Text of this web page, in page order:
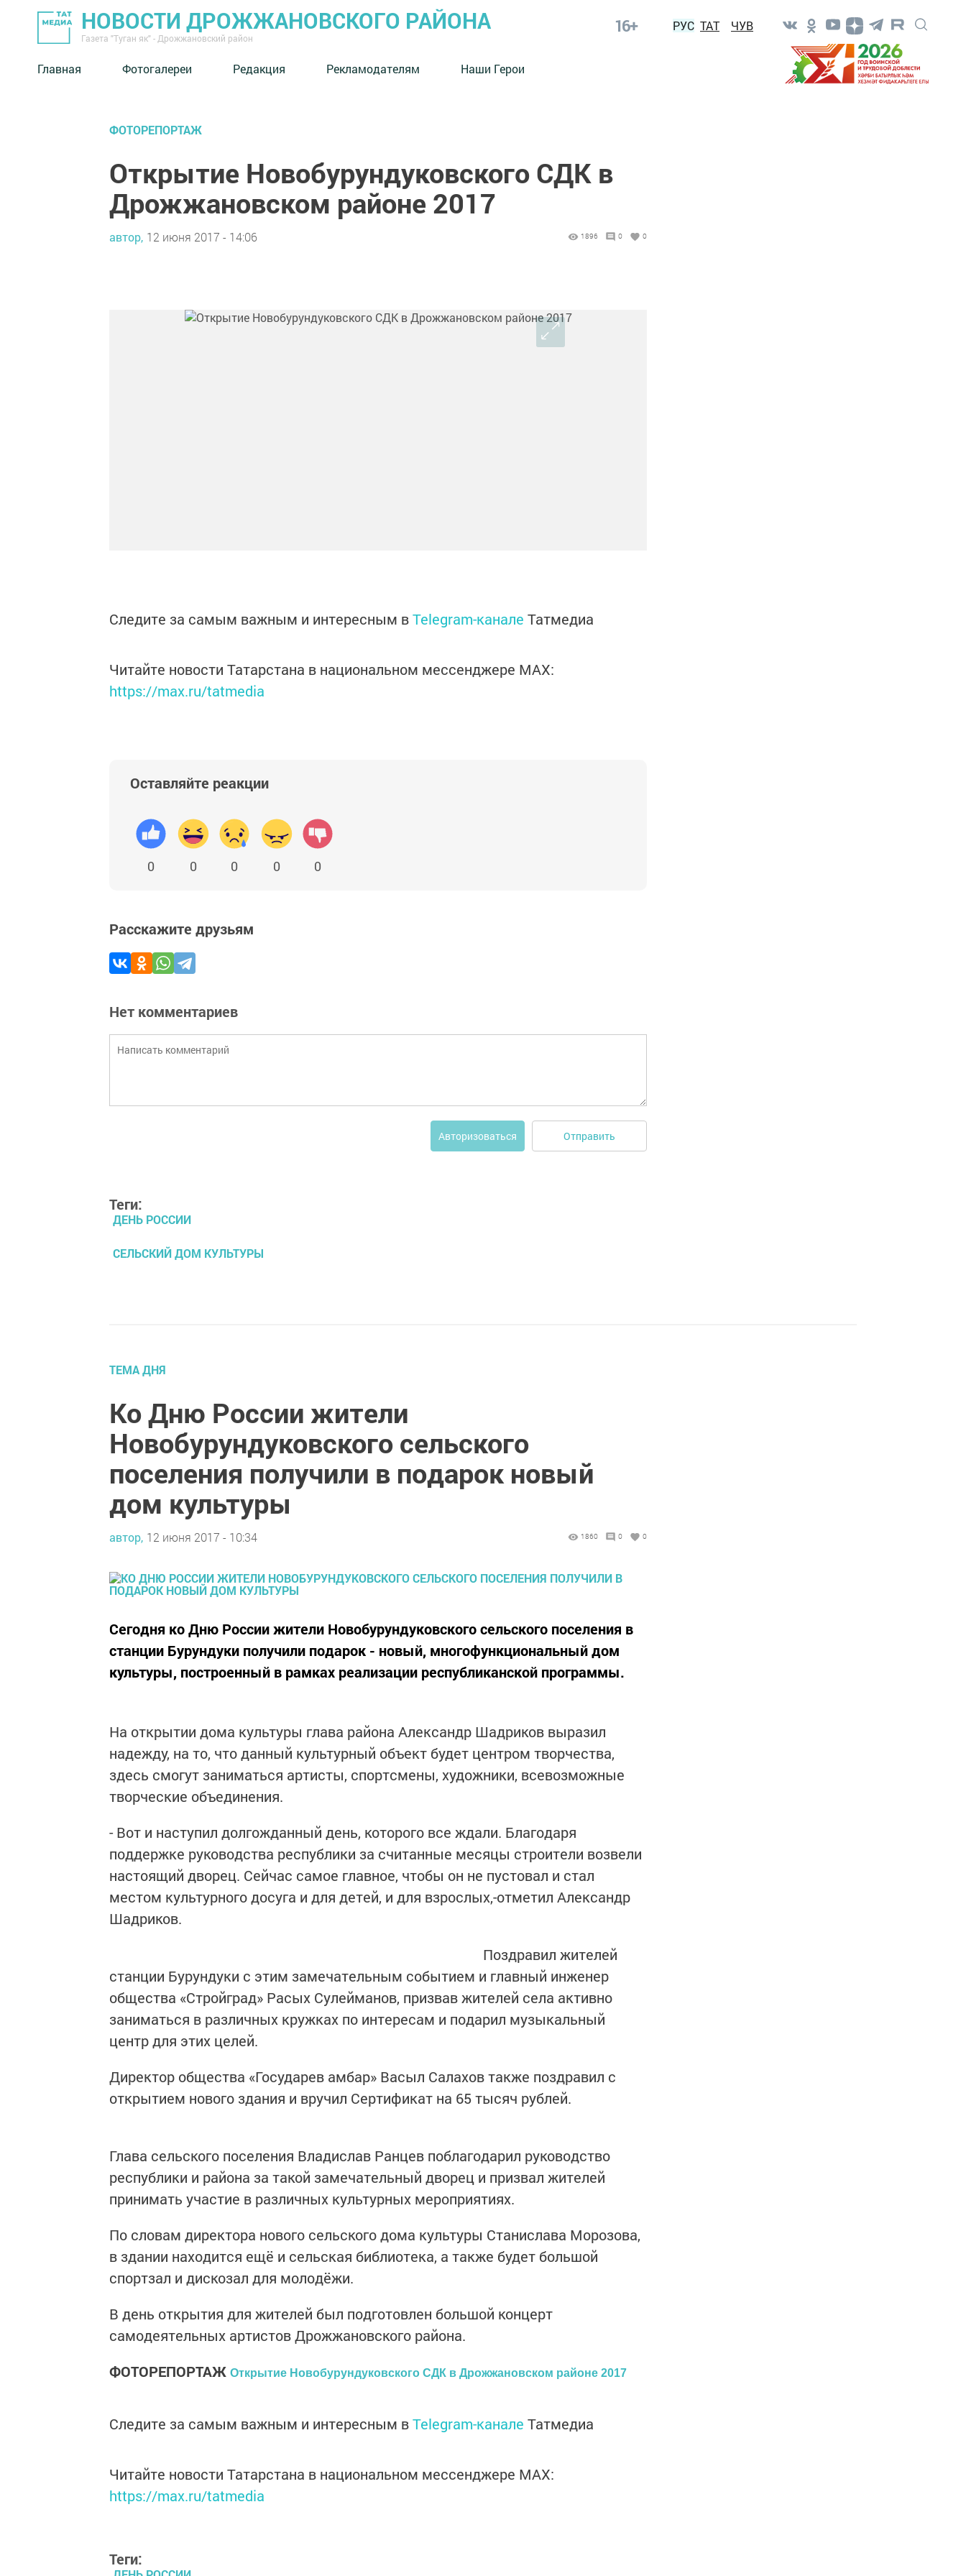
НОВОСТИ ДРОЖЖАНОВСКОГО РАЙОНА
Газета "Туган як" - Дрожжановский район
16+ РУС ТАТ ЧУВ
Главная Фотогалереи Редакция Рекламодателям Наши Герои
ФОТОРЕПОРТАЖ
Открытие Новобурундуковского СДК в
Дрожжановском районе 2017
автор, 12 июня 2017 - 14:06 1896 0 0
Следите за самым важным и интересным вTelegram-канале Татмедиа
Читайте новости Татарстана в национальном мессенджере MАХ:
https://max.ru/tatmedia
Оставляйте реакции
0 0 0 0 0
Расскажите друзьям
Нет комментариев
Авторизоваться Отправить
Теги:
ДЕНЬ РОССИИ
СЕЛЬСКИЙ ДОМ КУЛЬТУРЫ
ТЕМА ДНЯ
Ко Дню России жители
Новобурундуковского сельского
поселения получили в подарок новый
дом культуры
автор, 12 июня 2017 - 10:34 1860 0 0
Сегодня ко Дню России жители Новобурундуковского сельского поселения в
станции Бурундуки получили подарок - новый, многофункциональный дом
культуры, построенный в рамках реализации республиканской программы.
На открытии дома культуры глава района Александр Шадриков выразил
надежду, на то, что данный культурный объект будет центром творчества,
здесь смогут заниматься артисты, спортсмены, художники, всевозможные
творческие объединения.
- Вот и наступил долгожданный день, которого все ждали. Благодаря
поддержке руководства республики за считанные месяцы строители возвели
настоящий дворец. Сейчас самое главное, чтобы он не пустовал и стал
местом культурного досуга и для детей, и для взрослых,-отметил Александр
Шадриков.
Поздравил жителей
станции Бурундуки с этим замечательным событием и главный инженер
общества «Стройград» Расых Сулейманов, призвав жителей села активно
заниматься в различных кружках по интересам и подарил музыкальный
центр для этих целей.
Директор общества «Государев амбар» Васыл Салахов также поздравил с
открытием нового здания и вручил Сертификат на 65 тысяч рублей.
Глава сельского поселения Владислав Ранцев поблагодарил руководство
республики и района за такой замечательный дворец и призвал жителей
принимать участие в различных культурных мероприятиях.
По словам директора нового сельского дома культуры Станислава Морозова,
в здании находится ещё и сельская библиотека, а также будет большой
спортзал и дискозал для молодёжи.
В день открытия для жителей был подготовлен большой концерт
самодеятельных артистов Дрожжановского района.
ФОТОРЕПОРТАЖ Открытие Новобурундуковского СДК в Дрожжановском районе 2017
Следите за самым важным и интересным вTelegram-канале Татмедиа
Читайте новости Татарстана в национальном мессенджере MАХ:
https://max.ru/tatmedia
Теги: